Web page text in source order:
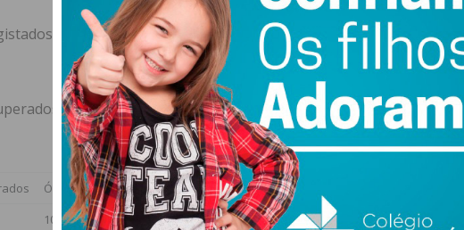
mais 16 óbitos devido à pandemia, registando-se assim 1.023
mais 24 que no último relatório, estando sinalizadas 252.728
Óbitos Suspeitos
Observações
1023 252.728
Relatório da situação da DGS de 02 de maio de 2020